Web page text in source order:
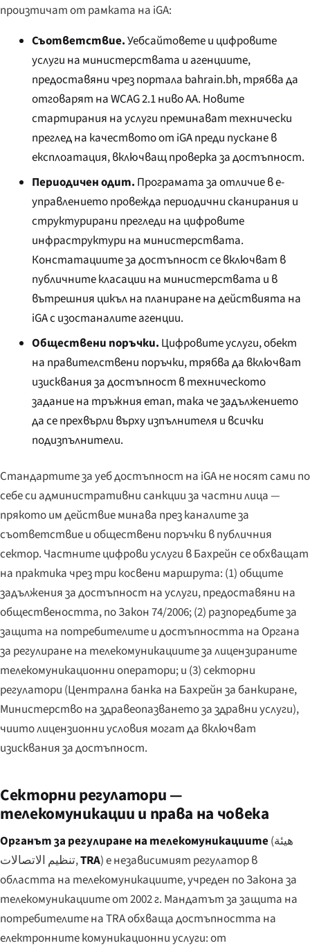
произтичат от рамката на iGA:
Съответствие.Уебсайтовете и цифровите
услуги на министерствата и агенциите,
предоставяни чрез портала bahrain.bh, трябва да
отговарят на WCAG 2.1 ниво AA. Новите
стартирания на услуги преминават технически
преглед на качеството от iGA преди пускане в
експлоатация, включващ проверка за достъпност.
Периодичен одит. Програмата за отличие в е-
управлението провежда периодични сканирания и
структурирани прегледи на цифровите
инфраструктури на министерствата.
Констатациите за достъпност се включват в
публичните класации на министерствата и в
вътрешния цикъл на планиране на действията на
iGA с изостаналите агенции.
Обществени поръчки. Цифровите услуги, обект
на правителствени поръчки, трябва да включват
изисквания за достъпност в техническото
задание на тръжния етап, така че задължението
да се прехвърли върху изпълнителя и всички
подизпълнители.
Стандартите за уеб достъпност на iGA не носят сами по
себе си административни санкции за частни лица —
прякото им действие минава през каналите за
съответствие и обществени поръчки в публичния
сектор. Частните цифрови услуги в Бахрейн се обхващат
на практика чрез три косвени маршрута: (1) общите
задължения за достъпност на услуги, предоставяни на
обществеността, по Закон 74/2006; (2) разпоредбите за
защита на потребителите и достъпността на Органа
за регулиране на телекомуникациите за лицензираните
телекомуникационни оператори; и (3) секторни
регулатори (Централна банка на Бахрейн за банкиране,
Министерство на здравеопазването за здравни услуги),
чиито лицензионни условия могат да включват
изисквания за достъпност.
Секторни регулатори —
телекомуникации и права на човека
Органът за регулиране на телекомуникациите(هيئة
تنظيم الاتصالات,TRA) е независимият регулатор в
областта на телекомуникациите, учреден по Закона за
телекомуникациите от 2002 г. Мандатът за защита на
потребителите на TRA обхваща достъпността на
електронните комуникационни услуги: от